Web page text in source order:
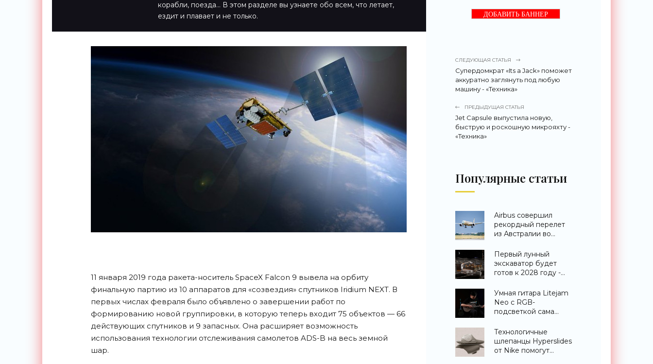
корабли, поезда… В этом разделе вы узнаете обо всем, что летает,
ездит и плавает и не только.
11 января 2019 года ракета-носитель SpaceX Falcon 9 вывела на орбиту
финальную партию из 10 аппаратов для «созвездия» спутников Iridium NEXT. В
первых числах февраля было объявлено о завершении работ по
формированию новой группировки, в которую теперь входит 75 объектов — 66
действующих спутников и 9 запасных. Она расширяет возможность
использования технологии отслеживания самолетов ADS-B на весь земной
шар.
ДОБАВИТЬ БАННЕР
СЛЕДУЮЩАЯ СТАТЬЯ
Супердомкрат «Its a Jack» поможет
аккуратно заглянуть под любую
машину - «Техника»
ПРЕДЫДУЩАЯ СТАТЬЯ
Jet Capsule выпустила новую,
быструю и роскошную микрояхту -
«Техника»
Популярные статьи
Airbus совершил
рекордный перелет
из Австралии во
«Техника»
Первый лунный
экскаватор будет
готов к 2028 году -
Умная гитара Litejam
Neo с RGB-
подсветкой сама
«Гаджеты»
Технологичные
шлепанцы Hyperslides
от Nike помогут